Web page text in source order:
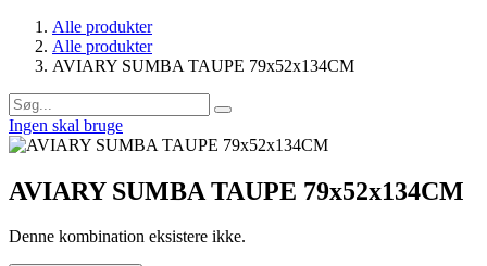
Alle produkter
Alle produkter
AVIARY SUMBA TAUPE 79x52x134CM
Ingen skal bruge
AVIARY SUMBA TAUPE 79x52x134CM
Denne kombination eksistere ikke.